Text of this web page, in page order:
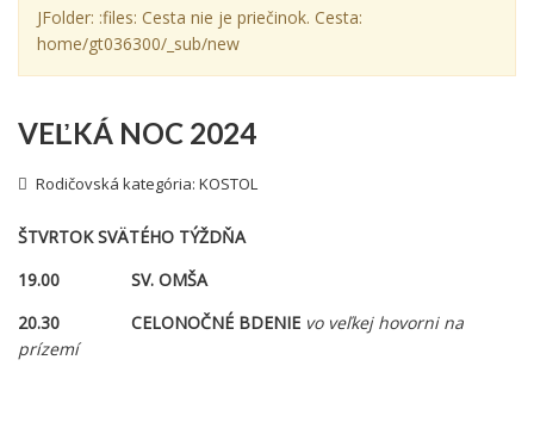
JFolder: :files: Cesta nie je priečinok. Cesta:
home/gt036300/_sub/new
VEĽKÁ NOC 2024
Rodičovská kategória: KOSTOL
ŠTVRTOK SVÄTÉHO TÝŽDŇA
19.00 SV. OMŠA
20.30 CELONOČNÉ BDENIE vo veľkej hovorni na
prízemí